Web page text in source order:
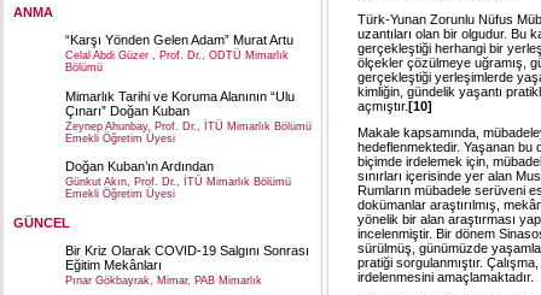
ANMA
“Karşı Yönden Gelen Adam” Murat Artu
Celal Abdi Güzer , Prof. Dr., ODTÜ Mimarlık
Bölümü
Mimarlık Tarihi ve Koruma Alanının “Ulu
Çınarı” Doğan Kuban
Zeynep Ahunbay, Prof. Dr., İTÜ Mimarlık Bölümü
Emekli Öğretim Üyesi
Doğan Kuban’ın Ardından
Günkut Akın, Prof. Dr., İTÜ Mimarlık Bölümü
Emekli Öğretim Üyesi
GÜNCEL
Bir Kriz Olarak COVID-19 Salgını Sonrası
Eğitim Mekânları
Pınar Gökbayrak, Mimar, PAB Mimarlık
Türk-Yunan Zorunlu Nüfus
uzantıları olan bir olgudur. Bu
gerçekleştiği herhangi bir
ölçekler çözülmeye uğramış,
gerçekleştiği yerleşimlerde
kimliğin, gündelik yaşantı
açmıştır.[10]
Makale kapsamında,
hedeflenmektedir. Yaşanan bu
biçimde irdelemek için,
sınırları içerisinde yer alan
Rumların mübadele serüveni
dokümanlar araştırılmış,
yönelik bir alan araştırması
incelenmiştir. Bir dönem
sürülmüş, günümüzde
pratiği sorgulanmıştır.
irdelenmesini amaçlamaktadır.